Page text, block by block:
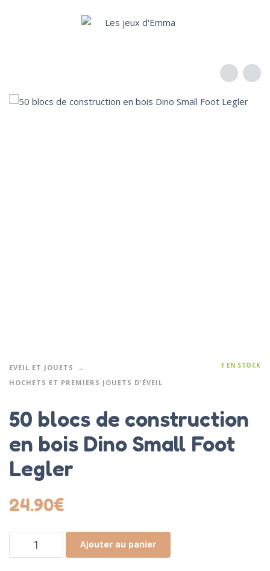
EVEIL ET JOUETS
HOCHETS ET PREMIERS JOUETS D'ÉVEIL
1 EN STOCK
50 blocs de construction
en bois Dino Small Foot
Legler
24.90€
Ajouter au panier